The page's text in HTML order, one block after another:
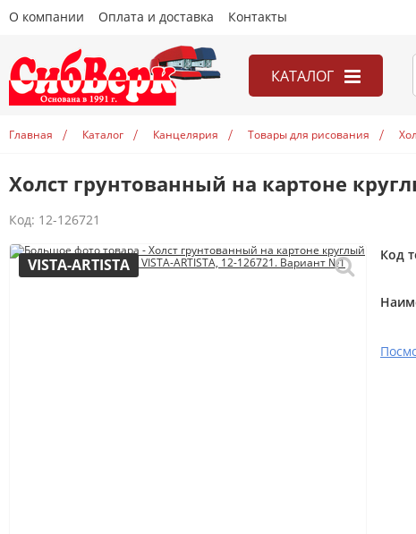
О компании Оплата и доставка Контакты
КАТАЛОГ
Игры
Открытки
Учебники
Главная Каталог Канцелярия Товары для рисования
Холст грунтованный на картоне
Код: 12-126721
VISTA-ARTISTA
Код